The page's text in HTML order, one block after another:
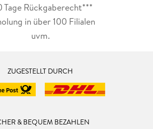
Tage Rückgaberecht***
in über 100 Filialen
uvm.
ZUGESTELLT DURCH
& BEQUEM BEZAHLEN